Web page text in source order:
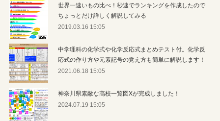
世界一速いもの比べ！秒速でランキングを作成したので
ちょっとだけ詳しく解説してみる
2019.03.16 15:05
中学理科の化学式や化学反応式まとめテスト付。化学反
応式の作り方や元素記号の覚え方も簡単に解説します！
2021.06.18 15:05
神奈川県素敵な高校一覧図Xが完成しました！
2024.07.19 15:05